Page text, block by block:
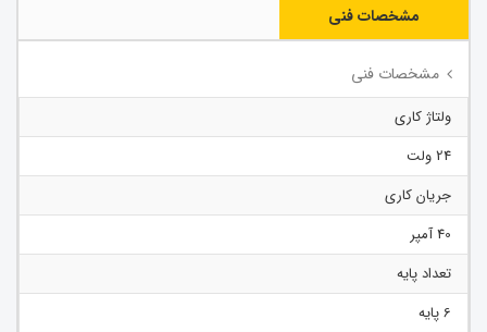
مشخصات فنی
مشخصات فنی
ولتاژ کاری
24 ولت
جریان کاری
40 آمپر
تعداد پایه
6 پایه